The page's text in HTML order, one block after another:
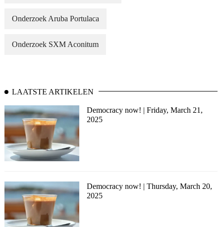
Onderzoek Aruba Portulaca
Onderzoek SXM Aconitum
LAATSTE ARTIKELEN
Democracy now! | Friday, March 21,
2025
Democracy now! | Thursday, March 20,
2025